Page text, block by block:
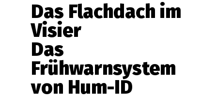
Das Flachdach im
Visier
Das
Frühwarnsystem
von Hum-ID